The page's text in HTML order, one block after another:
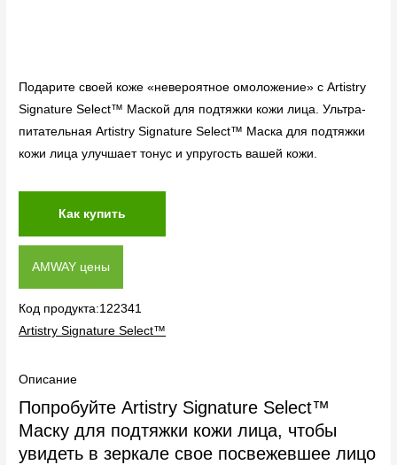
Подарите своей коже «невероятное омоложение» с Artistry
Signature Select™ Маской для подтяжки кожи лица. Ультра-
питательная Artistry Signature Select™ Маска для подтяжки
кожи лица улучшает тонус и упругость вашей кожи.
Как купить
AMWAY цены
Код продукта:122341
Artistry Signature Select™
Описание
Попробуйте Artistry Signature Select™
Маску для подтяжки кожи лица, чтобы
увидеть в зеркале свое посвежевшее лицо